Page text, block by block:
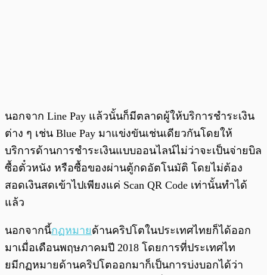
นอกจาก Line Pay แล้วนั้นก็มีตลาดผู้ให้บริการชำระเงิน
ต่าง ๆ เช่น Blue Pay มาแข่งขันเช่นเดียวกันโดยให้
บริการด้านการชำระเงินแบบออนไลน์ไม่ว่าจะเป็นจ่ายบิล
ซื้อตั๋วหนัง หรือซื้อของผ่านตู้กดอัตโนมัติ โดยไม่ต้อง
สอดเงินสดเข้าไปเพียงแค่ Scan QR Code เท่านั้นทำได้
แล้ว
นอกจากนี้กฏหมายด้านคริปโตในประเทศไทยก็ได้ออก
มาเมื่อเดือนพฤษภาคมปี 2018 โดยการที่ประเทศไท
ยมีกฏหมายด้านคริปโตออกมาก็เป็นการบ่งบอกได้ว่า